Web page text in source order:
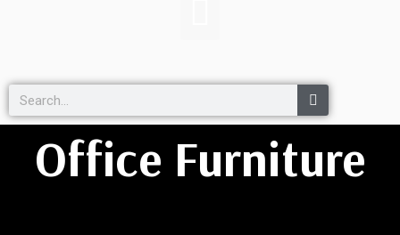
Office Furniture